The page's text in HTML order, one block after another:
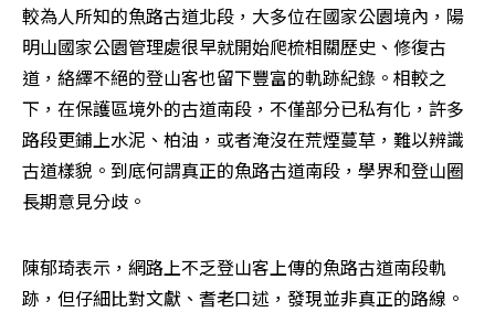
較為人所知的魚路古道北段，大多位在國家公園境內，陽
明山國家公園管理處很早就開始爬梳相關歷史、修復古
道，絡繹不絕的登山客也留下豐富的軌跡紀錄。相較之
下，在保護區境外的古道南段，不僅部分已私有化，許多
路段更鋪上水泥、柏油，或者淹沒在荒煙蔓草，難以辨識
古道樣貌。到底何謂真正的魚路古道南段，學界和登山圈
長期意見分歧。
陳郁琦表示，網路上不乏登山客上傳的魚路古道南段軌
跡，但仔細比對文獻、耆老口述，發現並非真正的路線。